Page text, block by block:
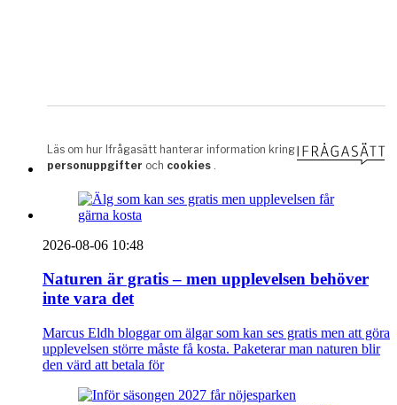
2026-08-06 10:48
Naturen är gratis – men upplevelsen behöver
inte vara det
Marcus Eldh bloggar om älgar som kan ses gratis men att göra
upplevelsen större måste få kosta. Paketerar man naturen blir
den värd att betala för